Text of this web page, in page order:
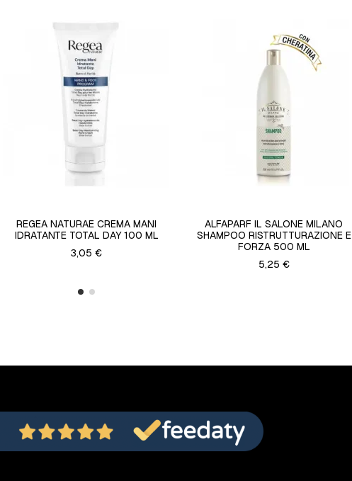
REGEA NATURAE CREMA MANI
IDRATANTE TOTAL DAY 100 ML
3,05 €
ALFAPARF IL SALONE MILANO
SHAMPOO RISTRUTTURAZIONE E
FORZA 500 ML
5,25 €